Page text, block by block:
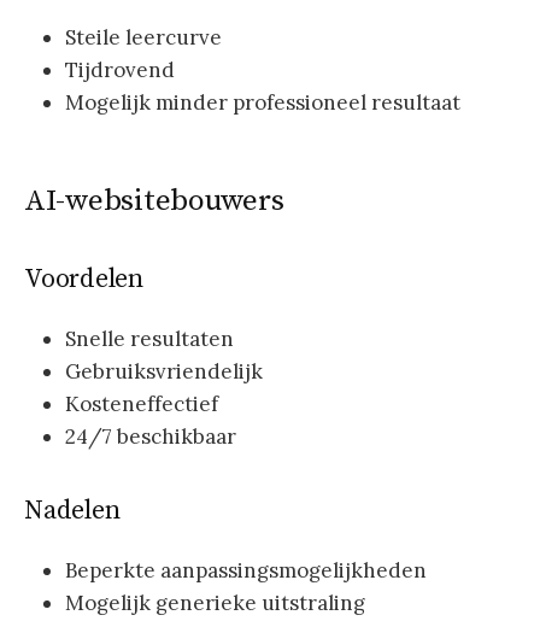
Steile leercurve
Tijdrovend
Mogelijk minder professioneel resultaat
AI-websitebouwers
Voordelen
Snelle resultaten
Gebruiksvriendelijk
Kosteneffectief
24/7 beschikbaar
Nadelen
Beperkte aanpassingsmogelijkheden
Mogelijk generieke uitstraling